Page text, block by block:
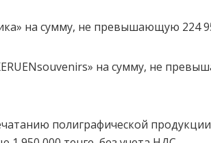
на сумму, не превышающую 224
на сумму, не
полиграфической